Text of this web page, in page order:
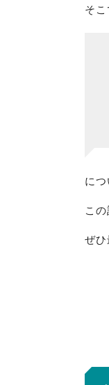
そ
につ
この
ぜひ